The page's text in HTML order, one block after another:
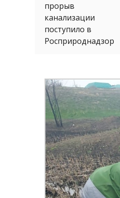
прорыв
канализации
поступило в
Росприроднадзор